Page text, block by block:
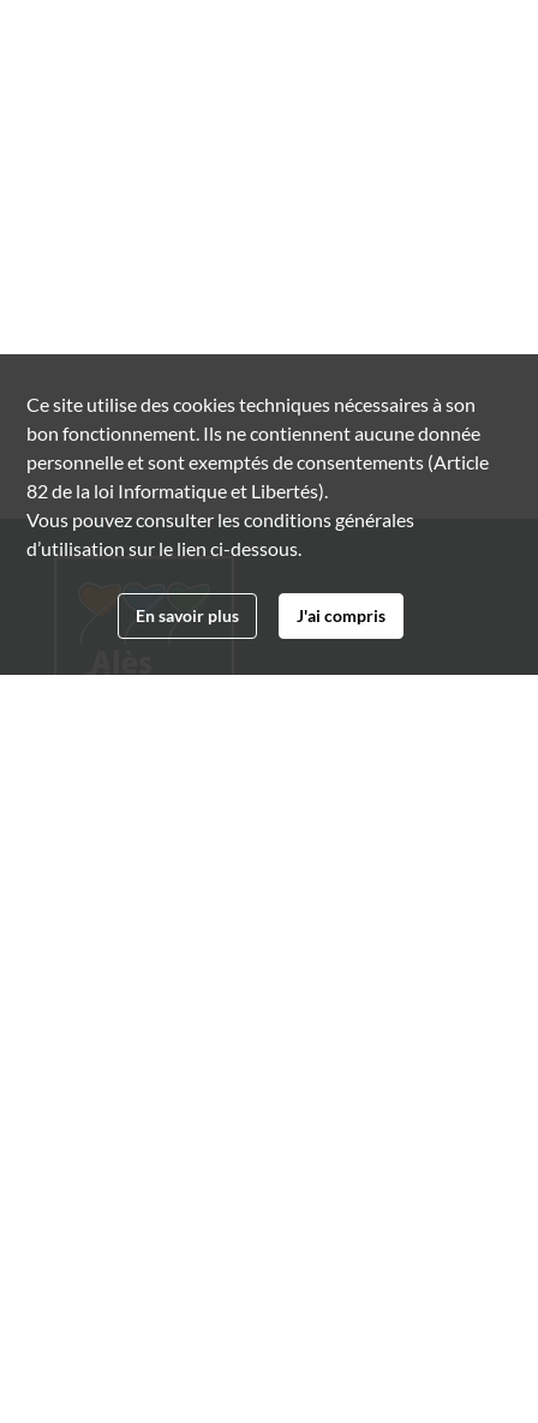
Ce site utilise descookiestechniques nécessaires à son
bon fonctionnement. Ils ne contiennent aucune donnée
personnelle et sont exemptés de consentements (Article
82 de la loi Informatique et Libertés).
Vous pouvez consulter les conditions générales
d’utilisation sur le lien ci-dessous.
En savoir plus J'ai compris